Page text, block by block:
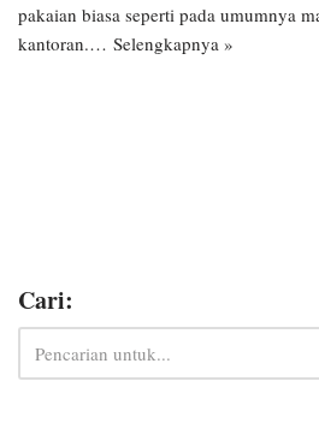
pakaian biasa seperti pada umumnya
kantoran.… Selengkapnya »
Cari: